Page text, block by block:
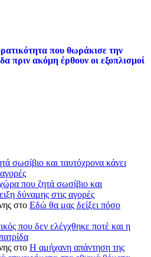
που θωράκισε την
πριν ακόμη έρθουν οι εξοπλισμοί
σωσίβιο και ταυτόχρονα κάνει
που ζητά σωσίβιο και
δύναμης στις αγορές
στο Εδώ θα μας δείξει πόσο
που δεν ελέγχθηκε ποτέ και η
στο Η αμήχανη απάντηση της